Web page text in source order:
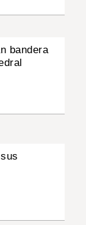
bandera